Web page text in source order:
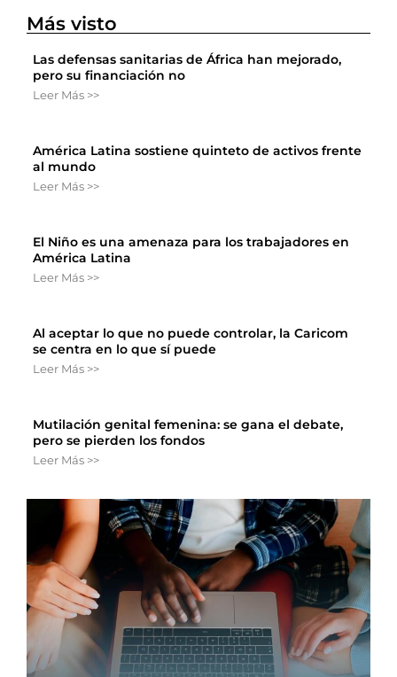
Más visto
Las defensas sanitarias de África han mejorado,
pero su financiación no
Leer Más >>
América Latina sostiene quinteto de activos frente
al mundo
Leer Más >>
El Niño es una amenaza para los trabajadores en
América Latina
Leer Más >>
Al aceptar lo que no puede controlar, la Caricom
se centra en lo que sí puede
Leer Más >>
Mutilación genital femenina: se gana el debate,
pero se pierden los fondos
Leer Más >>